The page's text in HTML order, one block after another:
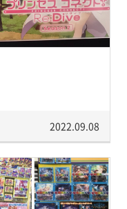
2022.09.08